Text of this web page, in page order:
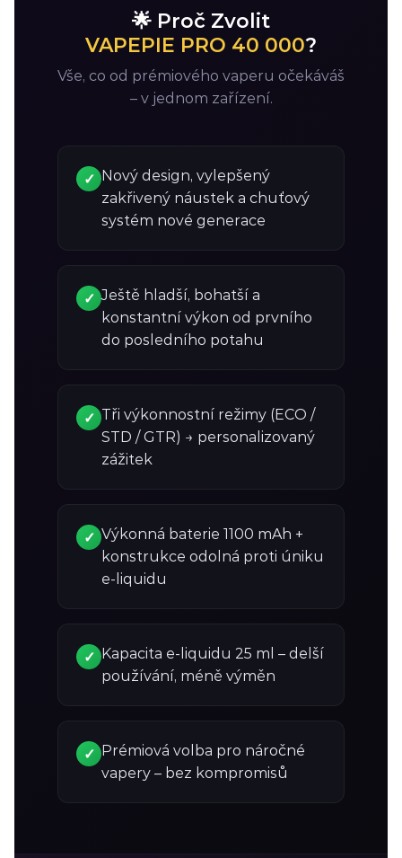
🌟 Proč Zvolit
VAPEPIE PRO 40 000?
Vše, co od prémiového vaperu očekáváš
– v jednom zařízení.
✓ Nový design, vylepšený
zakřivený náustek a chuťový
systém nové generace
✓ Ještě hladší, bohatší a
konstantní výkon od prvního
do posledního potahu
✓ Tři výkonnostní režimy (ECO /
STD / GTR) → personalizovaný
zážitek
✓ Výkonná baterie 1100 mAh +
konstrukce odolná proti úniku
e-liquidu
✓ Kapacita e-liquidu 25 ml – delší
používání, méně výměn
✓ Prémiová volba pro náročné
vapery – bez kompromisů